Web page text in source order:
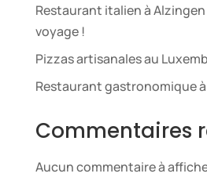
Restaurant italien à
voyage !
Pizzas artisanales au
Restaurant gastronomique
Commentaires
Aucun commentaire à